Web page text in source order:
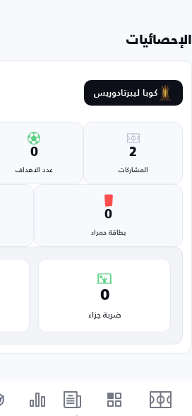
الإحصائيات
كوبا ليبرتادوريس
2
المشاركات
0
عدد الاهداف
0
بطاقة حمراء
0
ضربة جزاء